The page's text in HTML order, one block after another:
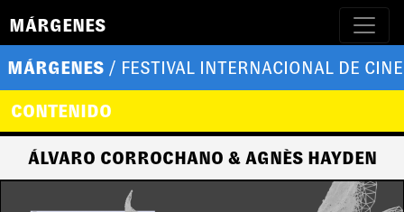
MÁRGENES
MÁRGENES / FESTIVAL INTERNACIONAL DE
CONTENIDO
ÁLVARO CORROCHANO & AGNÈS HAYDEN